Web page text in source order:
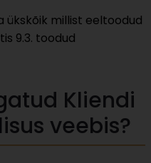
ükskõik millist eeltoodud
9.3. toodud
Kliendi
veebis?